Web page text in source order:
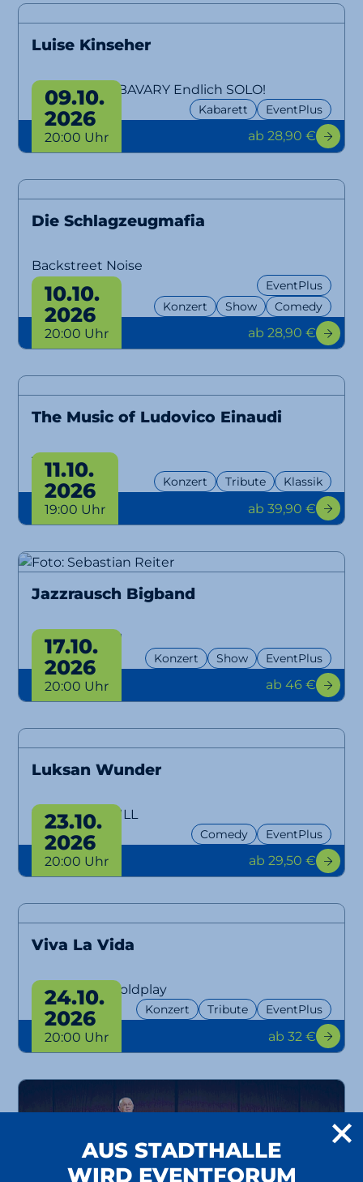
Luise Kinseher
MARY FROM BAVARY Endlich SOLO!
Kabarett EventPlus
09.10.
2026
20:00 Uhr ab 28,90 €
Die Schlagzeugmafia
Backstreet Noise
Konzert Show Comedy
EventPlus
10.10.
2026
20:00 Uhr ab 28,90 €
The Music of Ludovico Einaudi
Tribute
Konzert Tribute Klassik
11.10.
2026
19:00 Uhr ab 39,90 €
Jazzrausch Bigband
Bangers Only!
Konzert Show EventPlus
17.10.
2026
20:00 Uhr ab 46 €
Luksan Wunder
WTFM100, NULL
Comedy EventPlus
23.10.
2026
20:00 Uhr ab 29,50 €
Viva La Vida
A Tribute to Coldplay
Konzert Tribute EventPlus
24.10.
2026
20:00 Uhr ab 32 €
AUS STADTHALLE
WIRD EVENTFORUM